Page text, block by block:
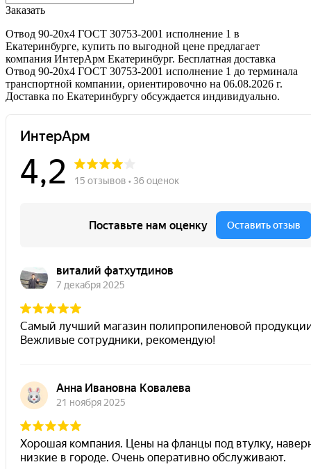
Заказать
Отвод 90-20х4 ГОСТ 30753-2001 исполнение 1 в
Екатеринбурге, купить по выгодной цене предлагает
компания ИнтерАрм Екатеринбург. Бесплатная доставка
Отвод 90-20х4 ГОСТ 30753-2001 исполнение 1 до терминала
транспортной компании, ориентировочно на 06.08.2026 г.
Доставка по Екатеринбургу обсуждается индивидуально.